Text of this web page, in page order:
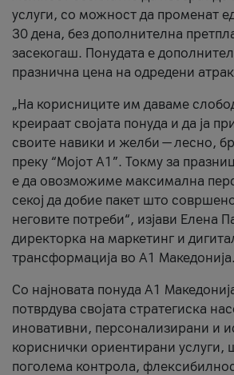
услуги, со можност да променат
30 дена, без дополнителна
засекогаш. Понудата е
празнична цена на одредени
„На корисниците им даваме
креираат својата понуда и да ја
своите навики и желби — лесно,
преку “Мојот А1”. Токму за
е да овозможиме максимална
секој да добие пакет што
неговите потреби“, изјави Елена
директорка на маркетинг и
трансформација во А1 Македонија.
Со најновата понуда А1
потврдува својата стратегиска
иновативни, персонализирани и
кориснички ориентирани услуги,
поголема контрола,